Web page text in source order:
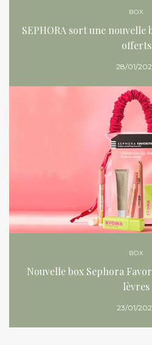
BOX
SEPHORA sort une nouvelle
offerts
28/01/
BOX
Nouvelle box Sephora
lèvres
23/01/